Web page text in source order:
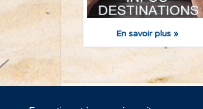
En savoir plus »